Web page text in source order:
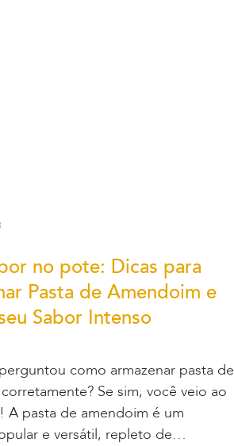
no pote: Dicas para
Pasta de Amendoim e
Sabor Intenso
como armazenar pasta de
Se sim, você veio ao
A pasta de amendoim é um
e versátil, repleto de…